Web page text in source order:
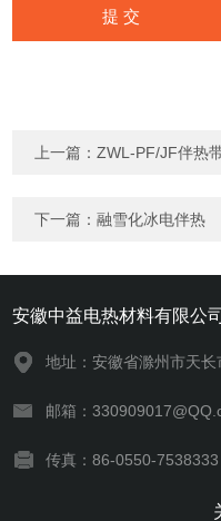
上一篇：ZWL-PF/JF伴热
下一篇：融雪化冰电伴热
安徽中益电热材料有限公司
地址：安徽省滁州市天长
邮箱：
传真：86-0550-7538333